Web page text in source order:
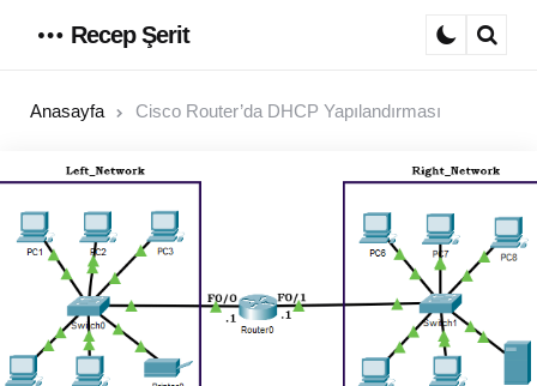
Recep Şerit
Anasayfa Cisco Router’da DHCP Yapılandırması